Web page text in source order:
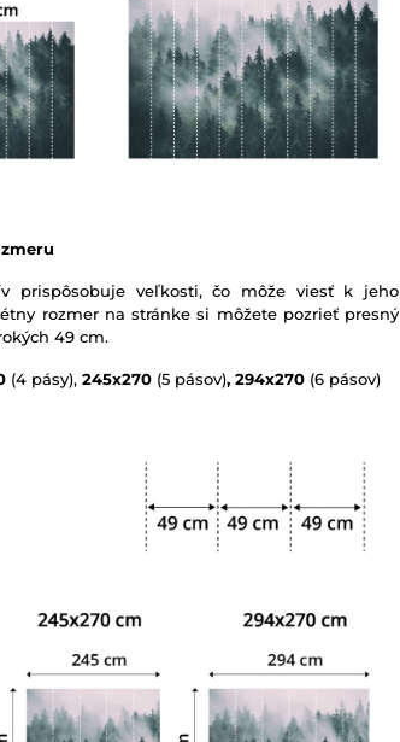
prispôsobuje veľkosti, čo môže viesť k jeho
rozmer na stránke si môžete pozrieť presný
49 cm.
(4 pásy), 245x270 (5 pásov), 294x270 (6 pásov)